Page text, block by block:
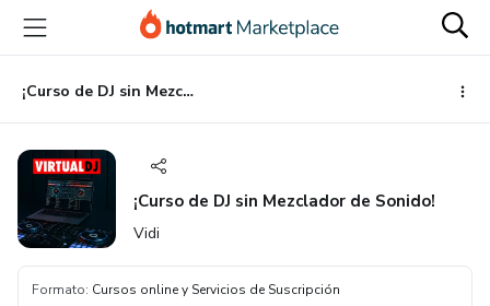
principal
página
de
página
¡Curso de DJ sin Mezclador de Sonido!
¡Curso de DJ sin Mezclador de Sonido!
Vidi
Formato: Cursos online y Servicios de Suscripción